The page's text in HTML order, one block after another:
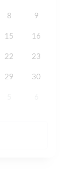
8 9
15 16
22 23
29 30